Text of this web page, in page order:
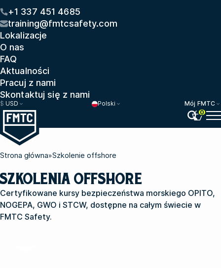
+1 337 451 4685
training@fmtcsafety.com
Lokalizacje
O nas
FAQ
Aktualności
Pracuj z nami
Skontaktuj się z nami
$ USD Polski
Mój FMTC
0
Strona główna»Szkolenie offshore
SZKOLENIA OFFSHORE
Certyfikowane kursy bezpieczeństwa morskiego OPITO,
NOGEPA, GWO i STCW, dostępne na całym świecie w
FMTC Safety.